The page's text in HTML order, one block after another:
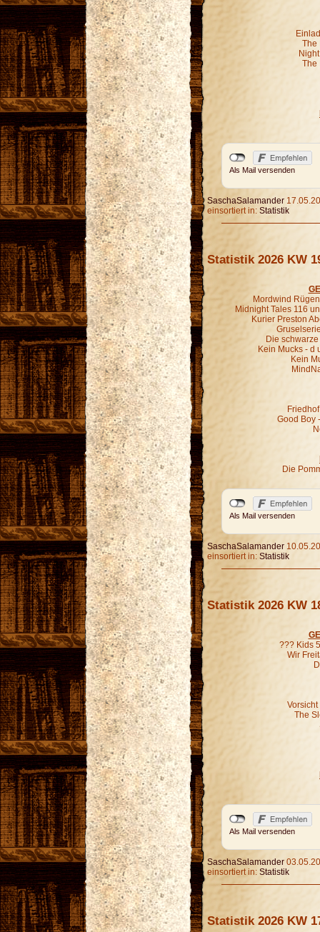
The
The
Als Mail versenden
SaschaSalamander
einsortiert in: Statistik
Statistik 2026 KW
Mordwind
Midnight Tales 116
Kurier Preston
Die
Kein Mucks - d
Kein
Good Boy
Die
Als Mail versenden
SaschaSalamander
einsortiert in: Statistik
Statistik 2026 KW
??? Kids
Wir
The
Als Mail versenden
SaschaSalamander
einsortiert in: Statistik
Statistik 2026 KW